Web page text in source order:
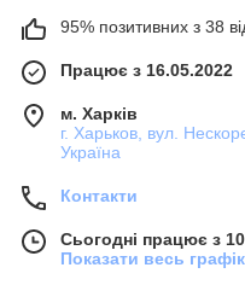
95% позитивних з 38
Працює з 16.05.2022
м. Харків
г. Харьков, вул.
Україна
Контакти
Сьогодні працює з
Показати весь